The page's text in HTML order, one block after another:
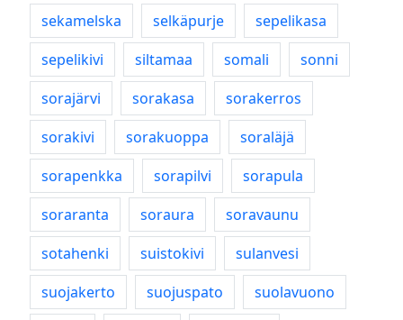
sekamelska
selkäpurje
sepelikasa
sepelikivi
siltamaa somali
sonni
sorajärvi
sorakasa
sorakerros
sorakivi
sorakuoppa
soraläjä
sorapenkka
sorapilvi
sorapula
soraranta
soraura
soravaunu
sotahenki
suistokivi
sulanvesi
suojakerto
suojuspato
suolavuono